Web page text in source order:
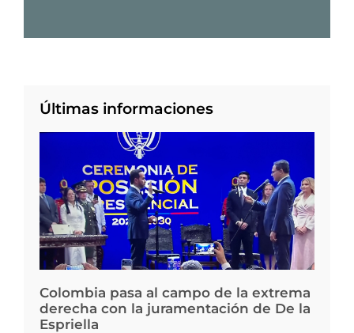
Últimas informaciones
Colombia pasa al campo de la extrema
derecha con la juramentación de De la
Espriella